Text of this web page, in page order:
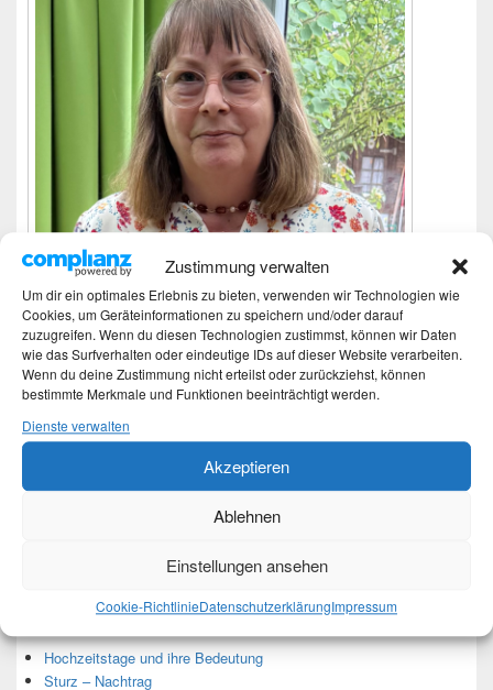
Zustimmung verwalten
Um dir ein optimales Erlebnis zu bieten, verwenden wir Technologien wie
Cookies, um Geräteinformationen zu speichern und/oder darauf
zuzugreifen. Wenn du diesen Technologien zustimmst, können wir Daten
wie das Surfverhalten oder eindeutige IDs auf dieser Website verarbeiten.
Wenn du deine Zustimmung nicht erteilst oder zurückziehst, können
bestimmte Merkmale und Funktionen beeinträchtigt werden.
Dienste verwalten
Akzeptieren
Ablehnen
Einstellungen ansehen
Cookie-RichtlinieDatenschutzerklärungImpressum
Ich bin Martina und Autorin dieses Blogs.
Mehr Infos unter About me.
Neueste Beiträge
Hochzeitstage und ihre Bedeutung
Sturz – Nachtrag